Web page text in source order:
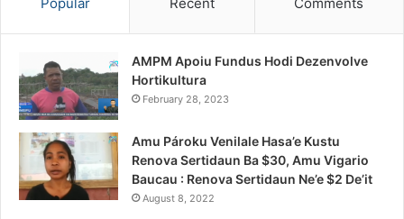
AMPM Apoiu Fundus Hodi Dezenvolve
Hortikultura
February 28, 2023
Amu Pároku Venilale Hasa’e Kustu
Renova Sertidaun Ba $30, Amu Vigario
Baucau : Renova Sertidaun Ne’e $2 De’it
August 8, 2022